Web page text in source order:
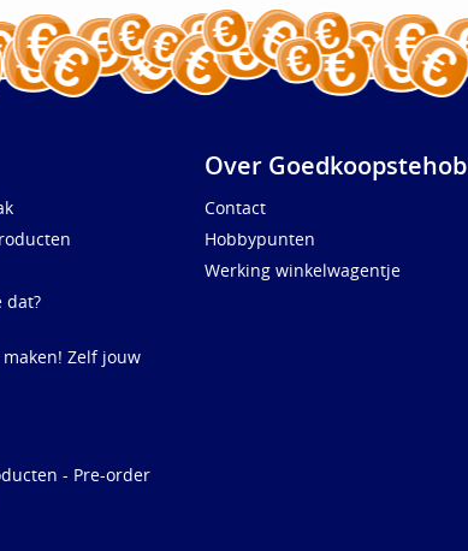
dat?
Zelf jouw
- Pre-order
Over
Contact
Hobbypunten
Werking winkelwagentje